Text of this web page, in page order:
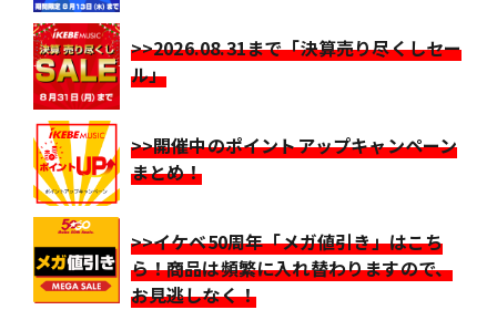
>>2026.08.31まで「決算売り尽くしセー
ル」
>>開催中のポイントアップキャンペーン
まとめ！
>>イケベ50周年「メガ値引き」はこち
ら！商品は頻繁に入れ替わりますので、
お見逃しなく！